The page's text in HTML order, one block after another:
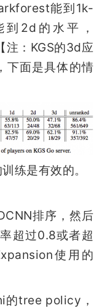
能到1k-
到2d的水平，
：KGS的3d应
下面是具体的情
练是有效的。
排序，然后
超过0.8或者超
使用的
tree policy，